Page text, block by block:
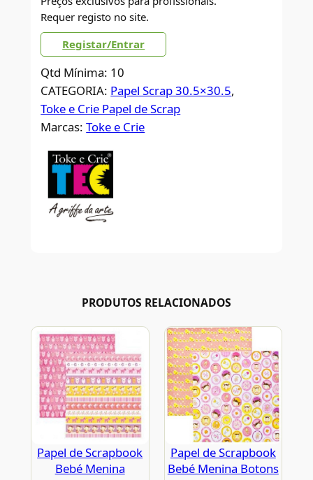
Requer registo no site.
Registar/Entrar
Qtd Mínima: 10
CATEGORIA: Papel Scrap 30.5×30.5
Toke e Crie Papel de Scrap
Marcas:Toke e Crie
PRODUTOS RELACIONADOS
Papel de Scrapbook
Bebé Menina
Papel de Scrapbook
Bebé Menina Botons